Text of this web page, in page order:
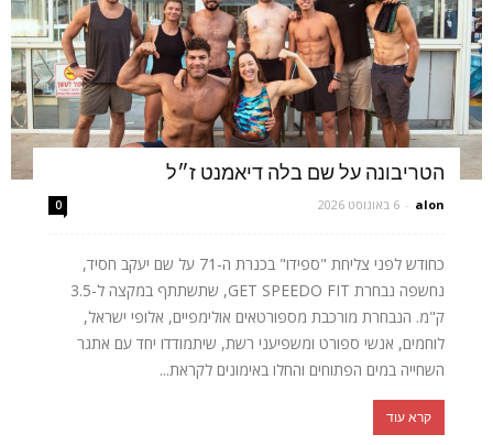
הטריבונה על שם בלה דיאמנט ז״ל
alon
- 6 באוגוסט 2026 0
כחודש לפני צליחת "ספידו" בכנרת ה-71 על שם יעקב חסיד,
נחשפה נבחרת GET SPEEDO FIT, שתשתתף במקצה ל-3.5
ק"מ. הנבחרת מורכבת מספורטאים אולימפיים, אלופי ישראל,
לוחמים, אנשי ספורט ומשפיעני רשת, שיתמודדו יחד עם אתגר
השחייה במים הפתוחים והחלו באימונים לקראת...
קרא עוד